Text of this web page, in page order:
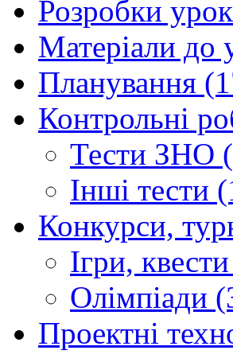
Розробки
Матеріали до
Планування
Контрольні
Тести ЗНО
Інші тести
Конкурси,
Ігри,
Олімпіади
Проектні